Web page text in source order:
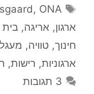
תגיות , ONA
ארגון, אריגה,
חינוך, טוויה, מעגל
ארגוניות, רישות,
3 תגובות